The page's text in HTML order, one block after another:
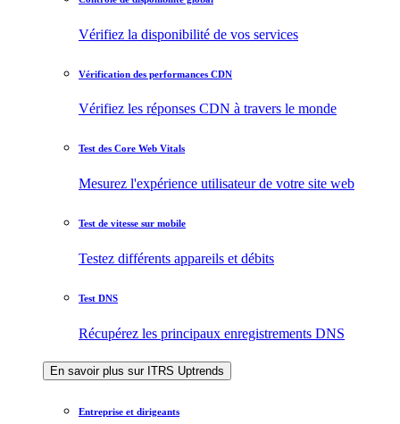
Vérifiez la disponibilité de vos services
Vérification des performances CDN
Vérifiez les réponses CDN à travers le monde
Test des Core Web Vitals
Mesurez l'expérience utilisateur de votre site web
Test de vitesse sur mobile
Testez différents appareils et débits
Test DNS
Récupérez les principaux enregistrements DNS
En savoir plus sur ITRS Uptrends
Entreprise et dirigeants